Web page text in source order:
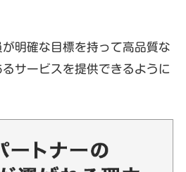
明確な目標を持って高品質な
サービスを提供できるように